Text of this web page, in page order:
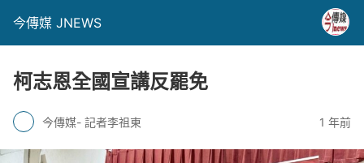
今傳媒 JNEWS
柯志恩全國宣講反罷免
今傳媒- 記者李祖東 1 年前